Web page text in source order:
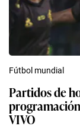
Fútbol mundial
Partidos de
VIVO